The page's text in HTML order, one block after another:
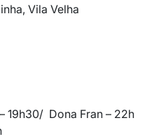
Vila Velha
19h30/ Dona Fran – 22h